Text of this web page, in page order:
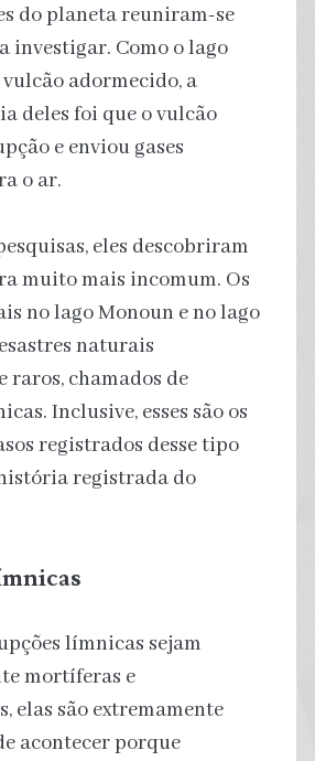
do planeta reuniram-se
investigar. Como o lago
adormecido, a
deles foi que o vulcão
e enviou gases
o ar.
eles descobriram
muito mais incomum. Os
no lago Monoun e no lago
naturais
raros, chamados de
Inclusive, esses são os
registrados desse tipo
registrada do
límnicas sejam
mortíferas e
elas são extremamente
acontecer porque